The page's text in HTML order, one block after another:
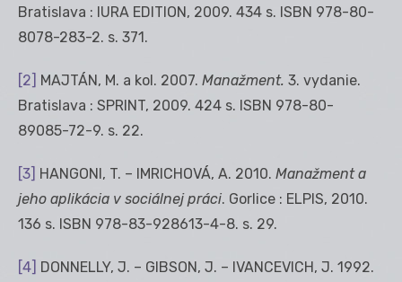
Bratislava : IURA EDITION, 2009. 434 s. ISBN 978-80-
8078-283-2. s. 371.
[2] MAJTÁN, M. a kol. 2007. Manažment. 3. vydanie.
Bratislava : SPRINT, 2009. 424 s. ISBN 978-80-
89085-72-9. s. 22.
[3] HANGONI, T. – IMRICHOVÁ, A. 2010. Manažment a
jeho aplikácia v sociálnej práci. Gorlice : ELPIS, 2010.
136 s. ISBN 978-83-928613-4-8. s. 29.
[4] DONNELLY, J. – GIBSON, J. – IVANCEVICH, J. 1992.